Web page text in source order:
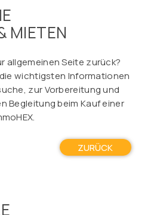
MIETEN
allgemeinen Seite zurück?
wichtigsten Informationen
zur Vorbereitung und
Begleitung beim Kauf einer
ZURÜCK